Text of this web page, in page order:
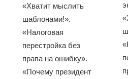
«Хватит мыслить
шаблонами!».
«Налоговая
перестройка без
права на ошибку».
«Почему президент